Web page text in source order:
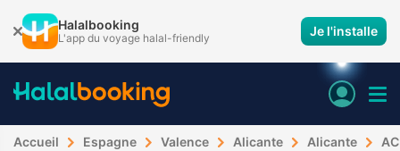
Halalbooking
L'app du voyage halal-friendly Je l'installe
Accueil Espagne Valence Alicante Alicante